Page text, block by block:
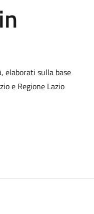
elaborati sulla base
e Regione Lazio